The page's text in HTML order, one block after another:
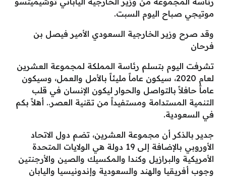
موتيجي صباح اليوم السبت.
وقد صرح وزير الخارجية السعودي الأمير فيصل بن
فرحان
تشرفت اليوم بتسلم رئاسة المملكة لمجموعة العشرين
لعام 2020، سيكون عاماً مليئاً بالأمل والعمل، وسيكون
عاماً حافلاً بالتواصل والحوار ليكون الإنسان في قلب
التنمية المستدامة ومستفيداً من تقنية العصر.. أهلاً بكم
في السعودية.
جدير بالذكر أن مجموعة العشرين، تضم دول الاتحاد
الأوروبي بالإضافة إلى 19 دولة هي الولايات المتحدة
الأمريكية والبرازيل وكندا والمكسيك والصين والأرجنتين
وجوب أفريقيا والهند والسعودية وإندونيسيا واليابان